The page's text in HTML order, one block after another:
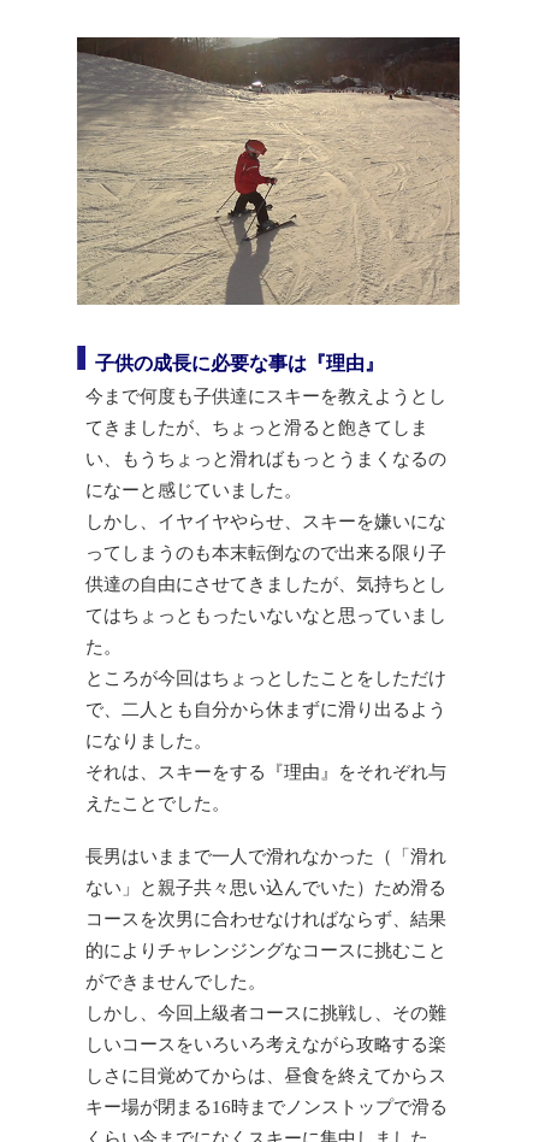
子供の成長に必要な事は『理由』
今まで何度も子供達にスキーを教えようとし
てきましたが、ちょっと滑ると飽きてしま
い、もうちょっと滑ればもっとうまくなるの
になーと感じていました。
しかし、イヤイヤやらせ、スキーを嫌いにな
ってしまうのも本末転倒なので出来る限り子
供達の自由にさせてきましたが、気持ちとし
てはちょっともったいないなと思っていまし
た。
ところが今回はちょっとしたことをしただけ
で、二人とも自分から休まずに滑り出るよう
になりました。
それは、スキーをする『理由』をそれぞれ与
えたことでした。
長男はいままで一人で滑れなかった（「滑れ
ない」と親子共々思い込んでいた）ため滑る
コースを次男に合わせなければならず、結果
的によりチャレンジングなコースに挑むこと
ができませんでした。
しかし、今回上級者コースに挑戦し、その難
しいコースをいろいろ考えながら攻略する楽
しさに目覚めてからは、昼食を終えてからス
キー場が閉まる16時までノンストップで滑る